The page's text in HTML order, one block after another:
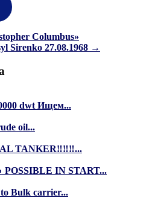
Columbus»
Sirenko 27.08.1968 →
dwt Ищем...
oil...
TANKER‼️‼️‼️...
POSSIBLE IN START...
Bulk carrier...